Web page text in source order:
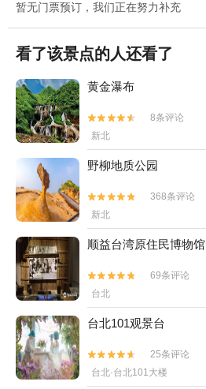
暂无门票预订，我们正在努力补充
看了该景点的人还看了
黄金瀑布


8条评论
新北
野柳地质公园


368条评论
新北
顺益台湾原住民博物馆


69条评论
台北
台北101观景台


25条评论
台北·台北101大楼